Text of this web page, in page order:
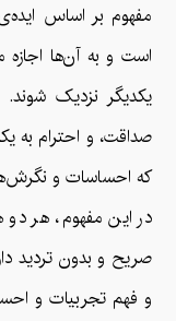
مفهوم بر اساس
است و به آن‌ها
یکدیگر نزدیک شوند.
صداقت، و احترام به
که احساسات و
در این مفهوم، هر
صریح و بدون تردید
و فهم تجربیات و